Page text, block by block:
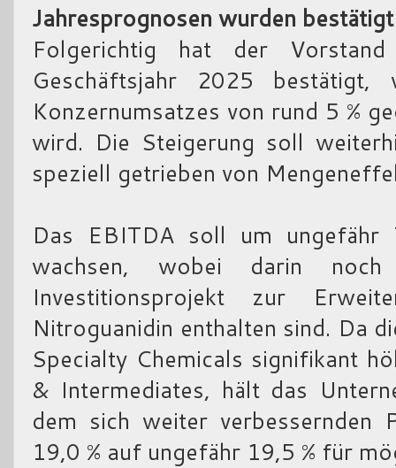
Jahresprognosen wurden bestätigt
Folgerichtig hat der
Geschäftsjahr 2025
Konzernumsatzes von rund 5 %
wird. Die Steigerung soll
speziell getrieben von
Das EBITDA soll um ungefähr
wachsen, wobei darin
Investitionsprojekt zur
Nitroguanidin enthalten sind. Da
Specialty Chemicals signifikant
& Intermediates, hält das
dem sich weiter verbessernden
19,0 % auf ungefähr 19,5 % für